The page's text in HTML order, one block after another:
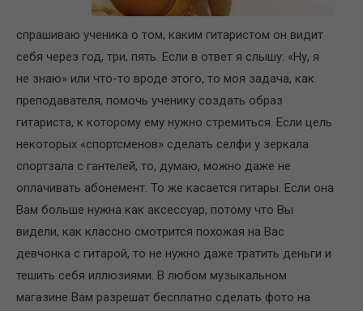
спрашиваю ученика о том, каким гитаристом он видит
себя через год, три, пять. Если в ответ я слышу: «Ну, я
не знаю» или что-то вроде этого, то моя задача, как
преподавателя, помочь ученику создать образ
гитариста, к которому ему нужно стремиться. Если цель
некоторых «спортсменов» сделать селфи у зеркала
спортзала с гантелей, то, думаю, можно даже не
оплачивать абонемент. То же касается гитары. Если она
Вам больше нужна как аксессуар, потому что Вы
видели, как классно смотрится похожая на Вас
девчонка с гитарой, то не нужно даже тратить деньги и
тешить себя иллюзиями. В любом музыкальном
магазине Вам разрешат бесплатно сделать фото на